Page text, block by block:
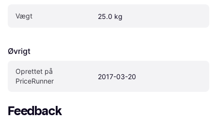
Vægt 25.0 kg
Øvrigt
Oprettet på
PriceRunner
2017-03-20
Feedback